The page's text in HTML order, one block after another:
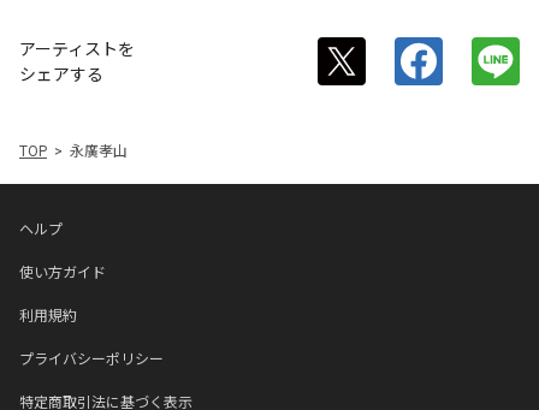
アーティストを
シェアする
TOP 永廣孝山
ヘルプ
使い方ガイド
利用規約
プライバシーポリシー
特定商取引法に基づく表示